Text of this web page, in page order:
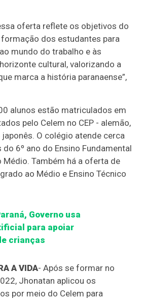
oferta reflete os objetivos do
formação dos estudantes para
mundo do trabalho e às
cultural, valorizando a
marca a história paranaense”,
alunos estão matriculados em
pelo Celem no CEP - alemão,
O colégio atende cerca
6º ano do Ensino Fundamental
Médio. Também há a oferta de
ao Médio e Ensino Técnico
Governo usa
para apoiar
crianças
A VIDA- Após se formar no
Jhonatan aplicou os
por meio do Celem para